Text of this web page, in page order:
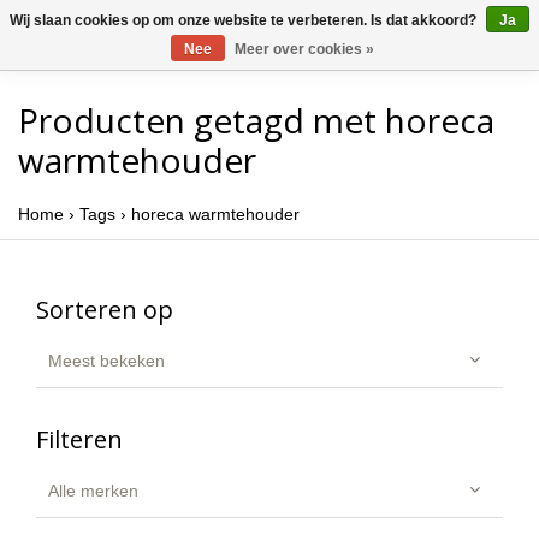
Producten getagd met horeca
warmtehouder
Home › Tags › horeca warmtehouder
Sorteren op
Meest bekeken
Filteren
Alle merken
Wij slaan cookies op om onze website te verbeteren. Is dat akkoord?
Ja
Nee
Meer over cookies »